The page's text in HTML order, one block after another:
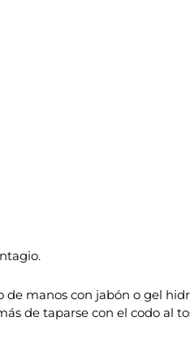
manos con jabón o gel
de taparse con el codo al